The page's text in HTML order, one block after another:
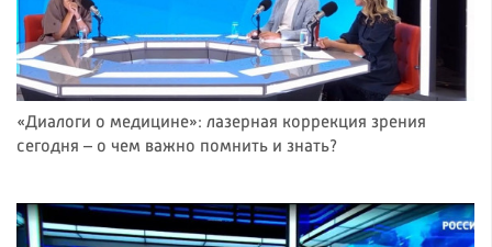
«Диалоги о медицине»: лазерная коррекция зрения
сегодня – о чем важно помнить и знать?